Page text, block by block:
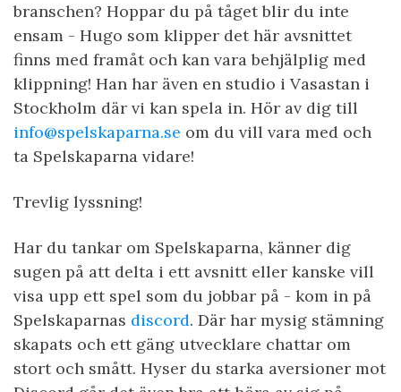
branschen? Hoppar du på tåget blir du inte
ensam - Hugo som klipper det här avsnittet
finns med framåt och kan vara behjälplig med
klippning! Han har även en studio i Vasastan i
Stockholm där vi kan spela in. Hör av dig till
info@spelskaparna.se om du vill vara med och
ta Spelskaparna vidare!
Trevlig lyssning!
Har du tankar om Spelskaparna, känner dig
sugen på att delta i ett avsnitt eller kanske vill
visa upp ett spel som du jobbar på - kom in på
Spelskaparnas discord. Där har mysig stämning
skapats och ett gäng utvecklare chattar om
stort och smått. Hyser du starka aversioner mot